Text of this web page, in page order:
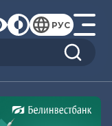
РУС